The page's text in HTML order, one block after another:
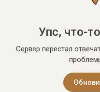
Упс, что-
Сервер перестал